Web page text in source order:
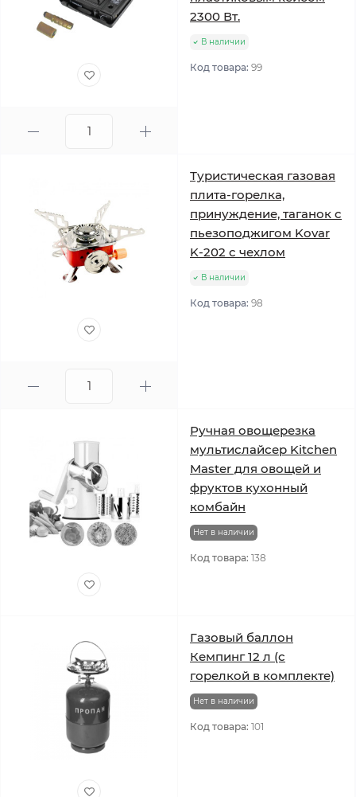
2300 Вт.
В наличии
Код товара: 99
Туристическая газовая
плита-горелка,
принуждение, таганок с
пьезоподжигом Kovar
K-202 с чехлом
В наличии
Код товара: 98
Ручная овощерезка
мультислайсер Kitchen
Master для овощей и
фруктов кухонный
комбайн
Нет в наличии
Код товара: 138
Газовый баллон
Кемпинг 12 л (с
горелкой в комплекте)
Нет в наличии
Код товара: 101